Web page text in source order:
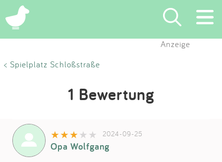
Suchen
Eintragen
Blog
Anzeige
< Spielplatz Schloßstraße
1 Bewertung
2024-09-25
Opa Wolfgang